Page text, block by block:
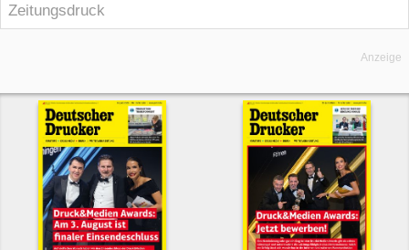
Zeitungsdruck
Anzeige